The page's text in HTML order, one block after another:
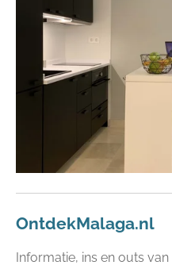
OntdekMalaga.nl
Informatie, ins en outs